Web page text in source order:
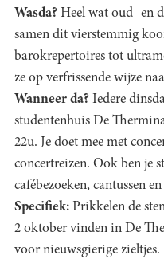
Wasda? Heel wat oud- en
samen dit vierstemmig
barokrepertoires tot
ze op verfrissende wijze
Wanneer da? Iedere
studentenhuis De
22u. Je doet mee met
concertreizen. Ook ben je
cafébezoeken, cantussen
Specifiek: Prikkelen de
2 oktober vinden in De
voor nieuwsgierige zieltjes.